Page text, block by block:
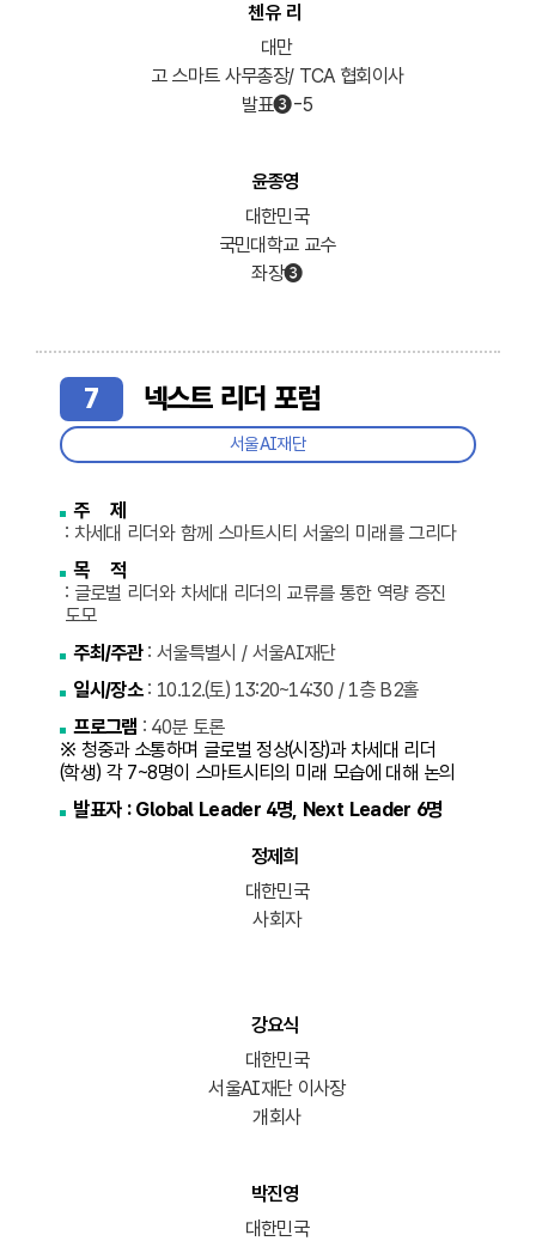
첸유 리
대만
고 스마트 사무총장/ TCA 협회이사
발표➌-5
윤종영
대한민국
국민대학교 교수
좌장➌
7 넥스트 리더 포럼
서울AI재단
주 제
: 차세대 리더와 함께 스마트시티 서울의 미래를 그리다
목 적
: 글로벌 리더와 차세대 리더의 교류를 통한 역량 증진
도모
주최/주관 : 서울특별시 / 서울AI재단
일시/장소 : 10.12.(토) 13:20~14:30 / 1층 B2홀
프로그램 : 40분 토론
※ 청중과 소통하며 글로벌 정상(시장)과 차세대 리더
(학생) 각 7~8명이 스마트시티의 미래 모습에 대해 논의
발표자 : Global Leader 4명, Next Leader 6명
정제희
대한민국
사회자
강요식
대한민국
서울AI재단 이사장
개회사
박진영
대한민국